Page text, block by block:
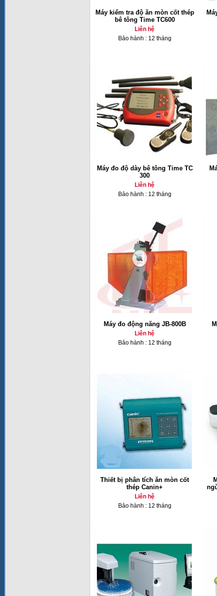
Máy kiểm tra độ ăn mòn cốt thép
bê tông Time TC600
Liên hệ
Bảo hành : 12 tháng
Máy đo độ dày bê tông Time TC
300
Liên hệ
Bảo hành : 12 tháng
Máy đo động năng JB-800B
Liên hệ
Bảo hành : 12 tháng
Thiết bị phân tích ăn mòn cốt
thép Canin+
Liên hệ
Bảo hành : 12 tháng